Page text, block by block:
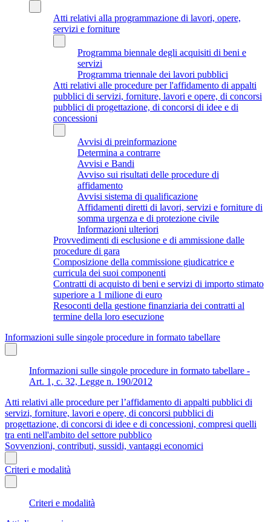
Atti relativi alla programmazione di lavori, opere,
servizi e forniture
Programma biennale degli acquisiti di beni e
servizi
Programma triennale dei lavori pubblici
Atti relativi alle procedure per l'affidamento di appalti
pubblici di servizi, forniture, lavori e opere, di concorsi
pubblici di progettazione, di concorsi di idee e di
concessioni
Avvisi di preinformazione
Determina a contrarre
Avvisi e Bandi
Avviso sui risultati delle procedure di
affidamento
Avvisi sistema di qualificazione
Affidamenti diretti di lavori, servizi e forniture di
somma urgenza e di protezione civile
Informazioni ulteriori
Provvedimenti di esclusione e di ammissione dalle
procedure di gara
Composizione della commissione giudicatrice e
curricula dei suoi componenti
Contratti di acquisto di beni e servizi di importo stimato
superiore a 1 milione di euro
Resoconti della gestione finanziaria dei contratti al
termine della loro esecuzione
Informazioni sulle singole procedure in formato tabellare
Informazioni sulle singole procedure in formato tabellare -
Art. 1, c. 32, Legge n. 190/2012
Atti relativi alle procedure per l’affidamento di appalti pubblici di
servizi, forniture, lavori e opere, di concorsi pubblici di
progettazione, di concorsi di idee e di concessioni, compresi quelli
tra enti nell'ambito del settore pubblico
Sovvenzioni, contributi, sussidi, vantaggi economici
Criteri e modalità
Criteri e modalità